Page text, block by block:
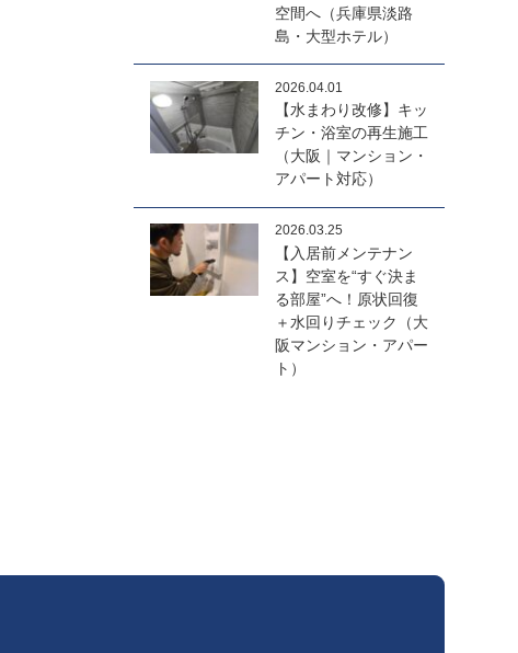
空間へ（兵庫県淡路
島・大型ホテル）
2026.04.01
【水まわり改修】キッ
チン・浴室の再生施工
（大阪｜マンション・
アパート対応）
2026.03.25
【入居前メンテナン
ス】空室を“すぐ決ま
る部屋”へ！原状回復
＋水回りチェック（大
阪マンション・アパー
ト）